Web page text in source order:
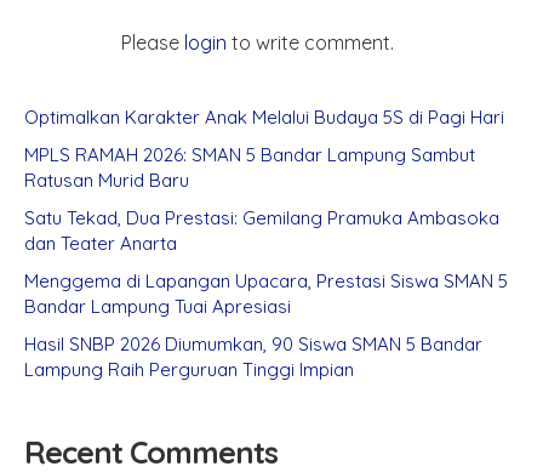
Please login to write comment.
Optimalkan Karakter Anak Melalui Budaya 5S di Pagi Hari
MPLS RAMAH 2026: SMAN 5 Bandar Lampung Sambut
Ratusan Murid Baru
Satu Tekad, Dua Prestasi: Gemilang Pramuka Ambasoka
dan Teater Anarta
Menggema di Lapangan Upacara, Prestasi Siswa SMAN 5
Bandar Lampung Tuai Apresiasi
Hasil SNBP 2026 Diumumkan, 90 Siswa SMAN 5 Bandar
Lampung Raih Perguruan Tinggi Impian
Recent Comments